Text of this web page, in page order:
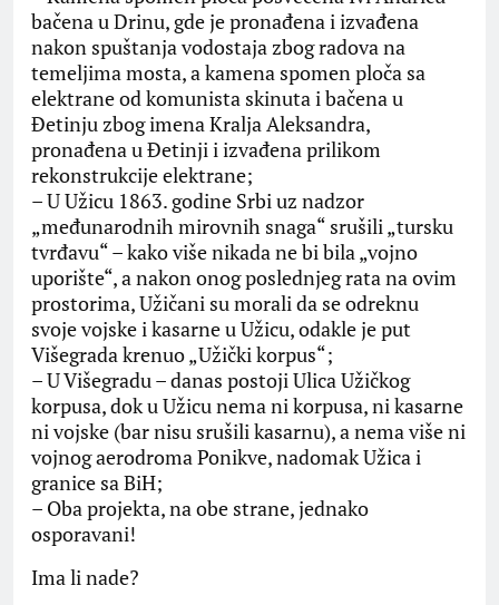
bačena u Drinu, gde je pronađena i izvađena
nakon spuštanja vodostaja zbog radova na
temeljima mosta, a kamena spomen ploča sa
elektrane od komunista skinuta i bačena u
Đetinju zbog imena Kralja Aleksandra,
pronađena u Đetinji i izvađena prilikom
rekonstrukcije elektrane;
– U Užicu 1863. godine Srbi uz nadzor
„međunarodnih mirovnih snaga“ srušili „tursku
tvrđavu“ – kako više nikada ne bi bila „vojno
uporište“, a nakon onog poslednjeg rata na ovim
prostorima, Užičani su morali da se odreknu
svoje vojske i kasarne u Užicu, odakle je put
Višegrada krenuo „Užički korpus“;
– U Višegradu – danas postoji Ulica Užičkog
korpusa, dok u Užicu nema ni korpusa, ni kasarne
ni vojske (bar nisu srušili kasarnu), a nema više ni
vojnog aerodroma Ponikve, nadomak Užica i
granice sa BiH;
– Oba projekta, na obe strane, jednako
osporavani!
Ima li nade?